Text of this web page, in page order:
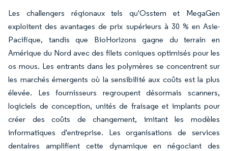
Les challengers régionaux tels qu'Osstem et MegaGen
exploitent des avantages de prix supérieurs à 30 % en Asie-
Pacifique, tandis que BioHorizons gagne du terrain en
Amérique du Nord avec des filets coniques optimisés pour les
os mous. Les entrants dans les polymères se concentrent sur
les marchés émergents où la sensibilité aux coûts est la plus
élevée. Les fournisseurs regroupent désormais scanners,
logiciels de conception, unités de fraisage et implants pour
créer des coûts de changement, imitant les modèles
informatiques d'entreprise. Les organisations de services
dentaires amplifient cette dynamique en négociant des